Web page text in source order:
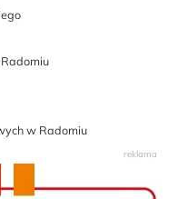
Radomiu
w Radomiu